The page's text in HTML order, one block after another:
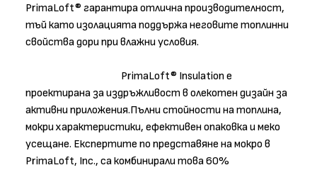
PrimaLoft® гарантира отлична производителност,
тъй като изолацията поддържа неговите топлинни
свойства дори при влажни условия.
PrimaLoft® Insulation е
проектирана за издръжливост в олекотен дизайн за
активни приложения.Пълни стойности на топлина,
мокри характеристики, ефективен опаковка и меко
усещане. Експертите по представяне на мокро в
PrimaLoft, Inc., са комбинирали това 60%